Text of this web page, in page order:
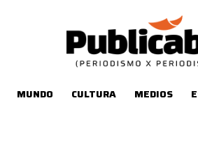
MUNDO CULTURA MEDIOS